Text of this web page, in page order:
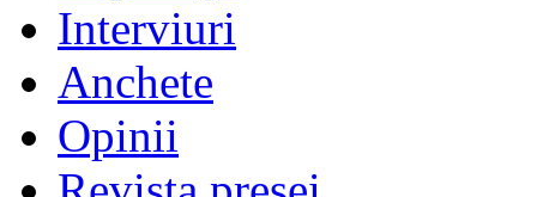
Interviuri
Anchete
Opinii